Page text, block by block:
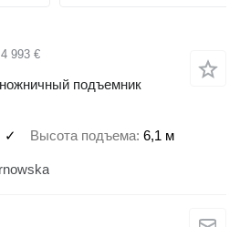
993 €
подъемник
✓ Высота подъема 6,1 м